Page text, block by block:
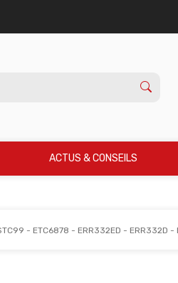
ACTUS & CONSEILS
- ETC6878 - ERR332ED -